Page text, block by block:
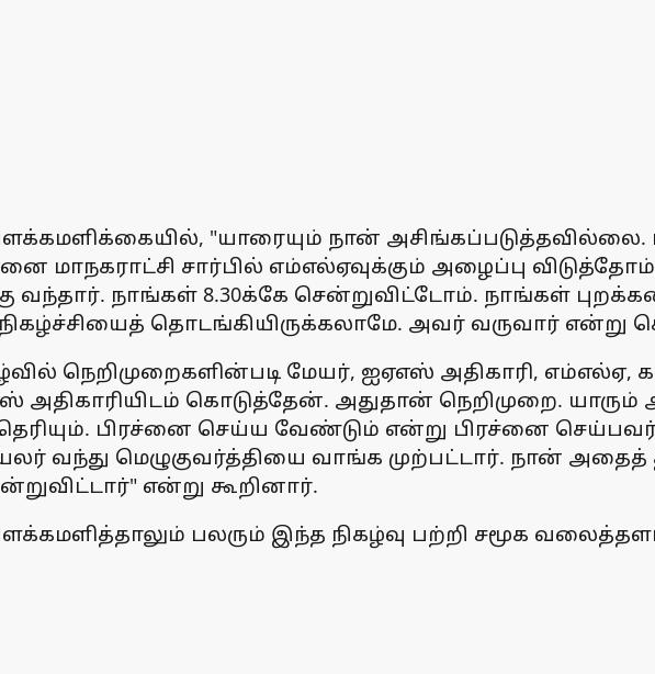
"யாரையும் நான்
மாநகராட்சி சார்பில் எம்எல்ஏவுக்கும் அழைப்பு விடுத்தோம்.
வந்தார். நாங்கள் 8.30க்கே சென்றுவிட்டோம். நாங்கள்
தொடங்கியிருக்கலாமே. அவர் வருவார்
நெறிமுறைகளின்படி மேயர், ஐஏஎஸ் அதிகாரி, எம்எல்ஏ,
அதிகாரியிடம் கொடுத்தேன். அதுதான் நெறிமுறை.
பிரச்னை செய்ய வேண்டும் என்று பிரச்னை
வந்து மெழுகுவர்த்தியை வாங்க முற்பட்டார். நான்
என்று கூறினார்.
பலரும் இந்த நிகழ்வு பற்றி சமூக